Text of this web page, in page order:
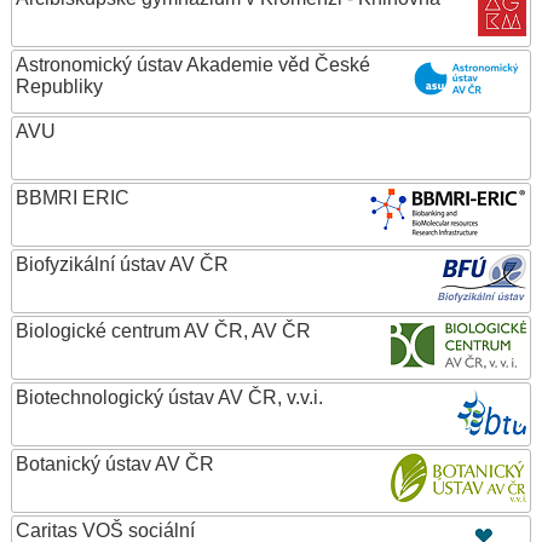
Astronomický ústav Akademie věd České
Republiky
AVU
BBMRI ERIC
Biofyzikální ústav AV ČR
Biologické centrum AV ČR, AV ČR
Biotechnologický ústav AV ČR, v.v.i.
Botanický ústav AV ČR
Caritas VOŠ sociální